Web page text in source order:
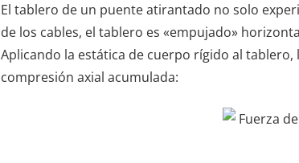
El tablero de un puente atirantado no solo
de los cables, el tablero es «empujado»
Aplicando la estática de cuerpo rígido al
compresión axial acumulada: